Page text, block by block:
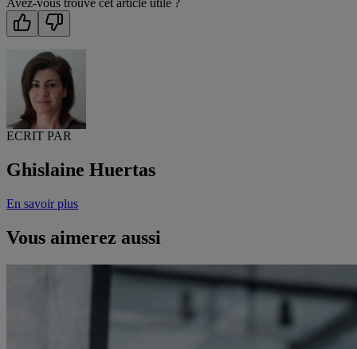
Avez-vous trouvé cet article utile ?
ECRIT PAR
Ghislaine Huertas
En savoir plus
Vous aimerez aussi